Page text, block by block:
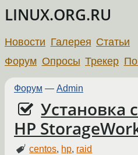
LINUX.ORG.RU
Новости Галерея Статьи
Форум Опросы Трекер
Форум — Admin
Установка
HP
centos, hp, raid